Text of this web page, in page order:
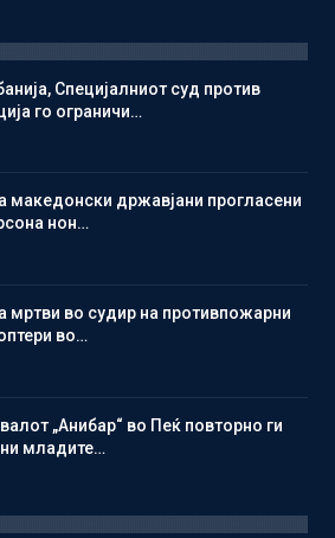
Специјалниот суд против
го ограничи…
македонски државјани прогласени
нон…
мртви во судир на противпожарни
во…
„Анибар“ во Пеќ повторно ги
младите…